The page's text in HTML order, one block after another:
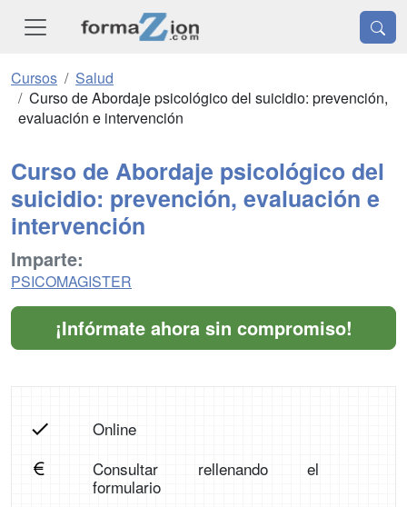
Cursos
Salud
Curso de Abordaje psicológico del suicidio: prevención,
evaluación e intervención
Curso de Abordaje psicológico del
suicidio: prevención, evaluación e
intervención
Imparte:
PSICOMAGISTER
¡Infórmate ahora sin compromiso!
Online
Consultar rellenando el
formulario